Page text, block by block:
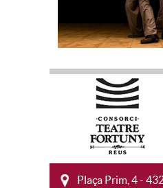
Plaça Prim, 4 -